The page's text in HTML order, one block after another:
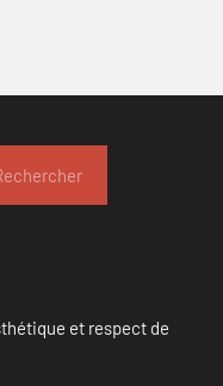
et respect de